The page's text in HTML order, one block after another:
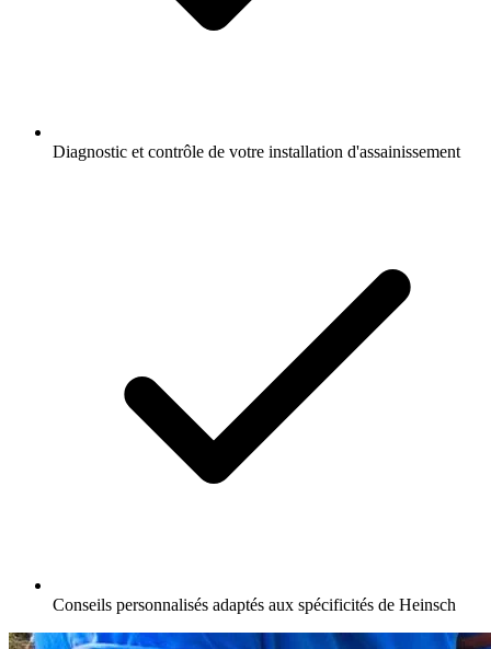
Diagnostic et contrôle de votre installation d'assainissement
Conseils personnalisés adaptés aux spécificités de Heinsch